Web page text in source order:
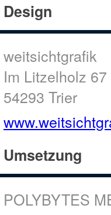
Design
weitsichtgrafik
Im Litzelholz 67
54293 Trier
Umsetzung
POLYBYTES